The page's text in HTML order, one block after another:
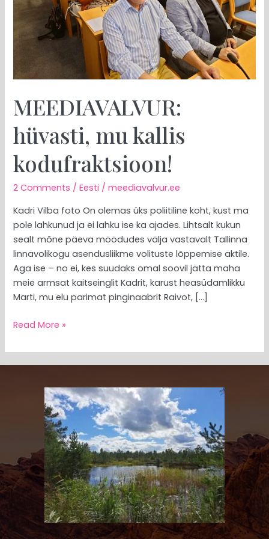
MEEDIAVALVUR:
hüvasti, mu kallis
kodufraktsioon!
2 Comments /Eesti /meediavalvur.ee
Kadri Vilba foto On olemas üks poliitiline koht, kust ma
pole lahkunud ja ei lahku ise ka ajades. Lihtsalt kukun
sealt mõne päeva möödudes välja vastavalt Tallinna
linnavolikogu asendusliikme volituste lõppemise aktile.
Aga ise – no ei, kes suudaks omal soovil jätta maha
meie armsat kaitseinglit Kadrit, karust heasüdamlikku
Marti, mu elu parimat pinginaabrit Raivot, […]
Read More »